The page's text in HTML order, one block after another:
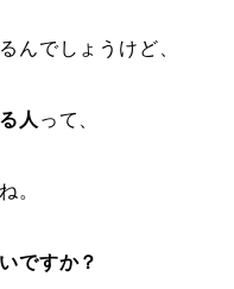
んでしょうけど、
人 って、
。
ですか？